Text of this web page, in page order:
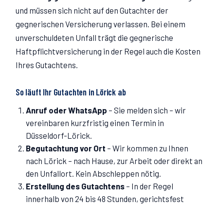
und müssen sich nicht auf den Gutachter der
gegnerischen Versicherung verlassen. Bei einem
unverschuldeten Unfall trägt die gegnerische
Haftpflichtversicherung in der Regel auch die Kosten
Ihres Gutachtens.
So läuft Ihr Gutachten inLörick ab
Anruf oder WhatsApp – Sie melden sich – wir
vereinbaren kurzfristig einen Termin in
Düsseldorf-Lörick.
Begutachtung vor Ort – Wir kommen zu Ihnen
nach Lörick – nach Hause, zur Arbeit oder direkt an
den Unfallort. Kein Abschleppen nötig.
Erstellung des Gutachtens– In der Regel
innerhalb von 24 bis 48 Stunden, gerichtsfest